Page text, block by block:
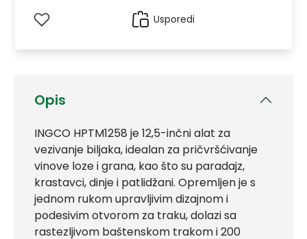
Opis
INGCO HPTM1258 je 12,5-inčni alat za
vezivanje biljaka, idealan za pričvršćivanje
vinove loze i grana, kao što su paradajz,
krastavci, dinje i patlidžani. Opremljen je s
jednom rukom upravljivim dizajnom i
podesivim otvorom za traku, dolazi sa
rastezljivom baštenskom trakom i 200
Usporedi